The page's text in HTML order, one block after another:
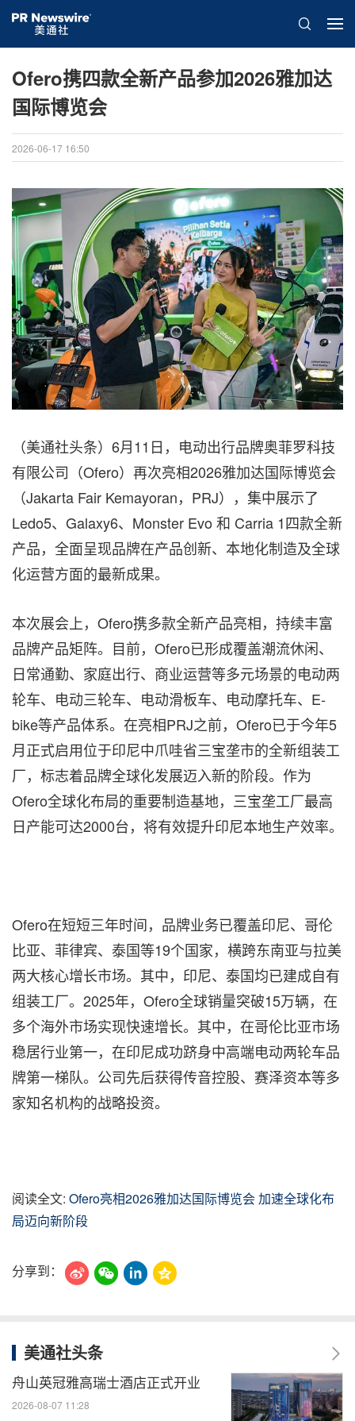
Ofero携四款全新产品参加2026雅加达
国际博览会
2026-06-17 16:50
（美通社头条）6月11日，电动出行品牌奥菲罗科技
有限公司（Ofero）再次亮相2026雅加达国际博览会
（Jakarta Fair Kemayoran，PRJ），集中展示了
Ledo5、Galaxy6、Monster Evo 和 Carria 1四款全新
产品，全面呈现品牌在产品创新、本地化制造及全球
化运营方面的最新成果。
本次展会上，Ofero携多款全新产品亮相，持续丰富
品牌产品矩阵。目前，Ofero已形成覆盖潮流休闲、
日常通勤、家庭出行、商业运营等多元场景的电动两
轮车、电动三轮车、电动滑板车、电动摩托车、E-
bike等产品体系。在亮相PRJ之前，Ofero已于今年5
月正式启用位于印尼中爪哇省三宝垄市的全新组装工
厂，标志着品牌全球化发展迈入新的阶段。作为
Ofero全球化布局的重要制造基地，三宝垄工厂最高
日产能可达2000台，将有效提升印尼本地生产效率。
Ofero在短短三年时间，品牌业务已覆盖印尼、哥伦
比亚、菲律宾、泰国等19个国家，横跨东南亚与拉美
两大核心增长市场。其中，印尼、泰国均已建成自有
组装工厂。2025年，Ofero全球销量突破15万辆，在
多个海外市场实现快速增长。其中，在哥伦比亚市场
稳居行业第一，在印尼成功跻身中高端电动两轮车品
牌第一梯队。公司先后获得传音控股、赛泽资本等多
家知名机构的战略投资。
阅读全文: Ofero亮相2026雅加达国际博览会 加速全球化布
局迈向新阶段
分享到：
美通社头条
舟山英冠雅高瑞士酒店正式开业
2026-08-07 11:28